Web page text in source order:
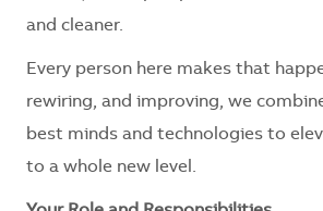
and cleaner.
Every person here makes that
rewiring, and improving, we
best minds and technologies to
to a whole new level.